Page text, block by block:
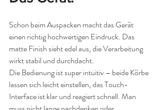
Schon beim Auspacken macht das Gerät
einen richtig hochwertigen Eindruck. Das
matte Finish sieht edel aus, die Verarbeitung
wirkt stabil und durchdacht.
Die Bedienung ist super intuitiv – beide Körbe
lassen sich leicht einstellen, das Touch-
Interface ist klar und reagiert schnell. Man